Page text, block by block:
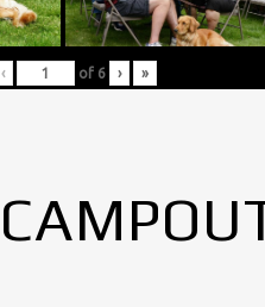
‹ of 6 › »